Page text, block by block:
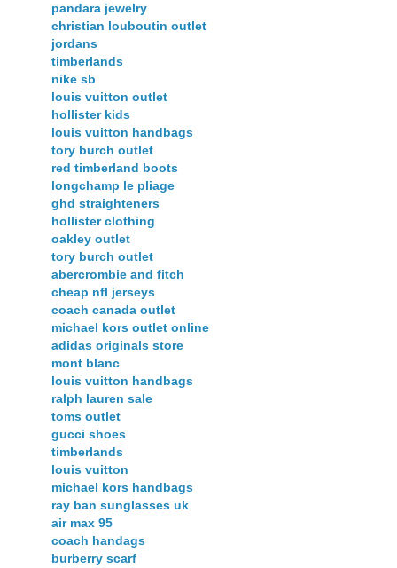
pandara jewelry
christian louboutin outlet
jordans
timberlands
nike sb
louis vuitton outlet
hollister kids
louis vuitton handbags
tory burch outlet
red timberland boots
longchamp le pliage
ghd straighteners
hollister clothing
oakley outlet
tory burch outlet
abercrombie and fitch
cheap nfl jerseys
coach canada outlet
michael kors outlet online
adidas originals store
mont blanc
louis vuitton handbags
ralph lauren sale
toms outlet
gucci shoes
timberlands
louis vuitton
michael kors handbags
ray ban sunglasses uk
air max 95
coach handags
burberry scarf